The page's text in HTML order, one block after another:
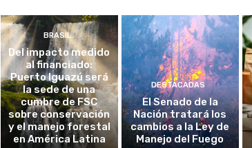
BRASIL
Del impacto medido
al financiado:
Puerto Iguazú será
la sede de una
cumbre de FSC
sobre conservación
y el manejo forestal
en América Latina
DESTACADAS
El Senado de la
Nación tratará los
cambios a la Ley de
Manejo del Fuego